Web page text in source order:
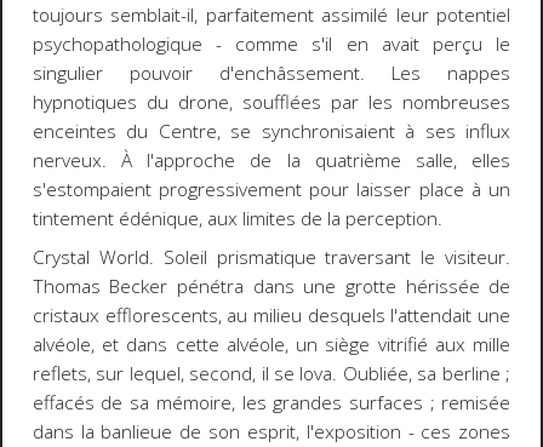
toujours semblait-il, parfaitement assimilé leur potentiel
psychopathologique - comme s'il en avait perçu le
singulier pouvoir d'enchâssement. Les nappes
hypnotiques du drone, soufflées par les nombreuses
enceintes du Centre, se synchronisaient à ses influx
nerveux. À l'approche de la quatrième salle, elles
s'estompaient progressivement pour laisser place à un
tintement édénique, aux limites de la perception.
Crystal World. Soleil prismatique traversant le visiteur.
Thomas Becker pénétra dans une grotte hérissée de
cristaux efflorescents, au milieu desquels l'attendait une
alvéole, et dans cette alvéole, un siège vitrifié aux mille
reflets, sur lequel, second, il se lova. Oubliée, sa berline ;
effacés de sa mémoire, les grandes surfaces ; remisée
dans la banlieue de son esprit, l'exposition - ces zones